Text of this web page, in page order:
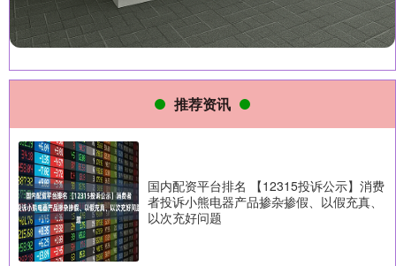
推荐资讯
国内配资平台排名 【12315投诉公示】消费
者投诉小熊电器产品掺杂掺假、以假充真、
以次充好问题